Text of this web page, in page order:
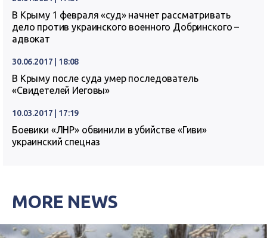
В Крыму 1 февраля «суд» начнет рассматривать
дело против украинского военного Добринского –
адвокат
30.06.2017 | 18:08
В Крыму после суда умер последователь
«Свидетелей Иеговы»
10.03.2017 | 17:19
Боевики «ЛНР» обвинили в убийстве «Гиви»
украинский спецназ
MORE NEWS